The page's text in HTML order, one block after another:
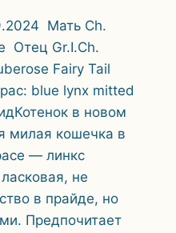
Мать Ch.
Отец Gr.I.Ch.
Fairy Tail
blue lynx mitted
в новом
милая кошечка в
— линкс
не
в прайде, но
Предпочитает